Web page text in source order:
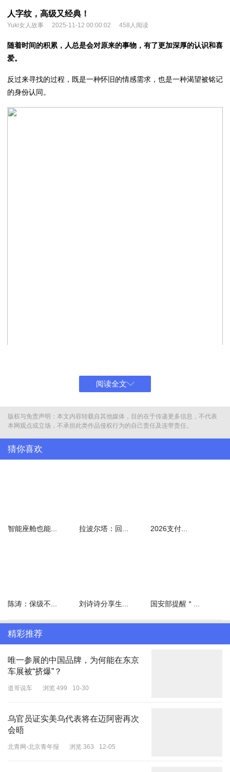
人字纹，高级又经典！
Yuki女人故事 2025-11-12 00:00:02 458人阅读
随着时间的积累，人总是会对原来的事物，有了更加深厚的认识和喜
爱。
反过来寻找的过程，既是一种怀旧的情感需求，也是一种渴望被铭记
的身份认同。
阅读全文
版权与免责声明：本文内容转载自其他媒体，目的在于传递更多信息，不代表
本网观点或立场，不承担此类作品侵权行为的自己责任及连带责任。
猜你喜欢
智能座舱也能... 拉波尔塔：回... 2026支付...
陈涛：保级不... 刘诗诗分享生... 国安部提醒＂...
精彩推荐
唯一参展的中国品牌，为何能在东京
车展被“挤爆”？
道哥说车 浏览 499 10-30
乌官员证实美乌代表将在迈阿密再次
会晤
北青网-北京青年报 浏览 363 12-05